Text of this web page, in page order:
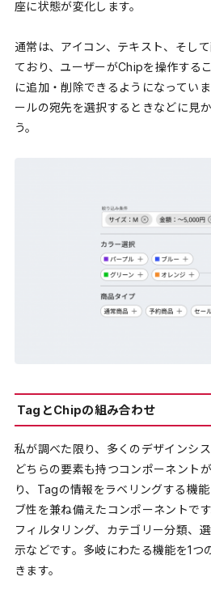
座に状態が変化します。
通常は、アイコン、テキスト、そし
ており、ユーザーがChipを操作する
に追加・削除できるようになってい
ールの宛先を選択するときなどに見
う。
TagとChipの組み合わせ
私が調べた限り、多くのデザインシ
どちらの要素も持つコンポーネント
り、Tagの情報をラベリングする機
ブ性を兼ね備えたコンポーネントで
フィルタリング、カテゴリー分類、
示などです。多岐にわたる機能を1つ
きます。